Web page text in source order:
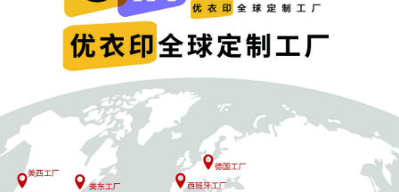
03
低价值 + 易损坏类：利润低 + 售后高